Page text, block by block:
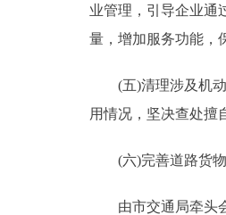
业管理，引导企业通
量，增加服务功能，
(五)清理涉及机动
用情况，坚决查处擅
(六)完善道路货物
由市交通局牵头会